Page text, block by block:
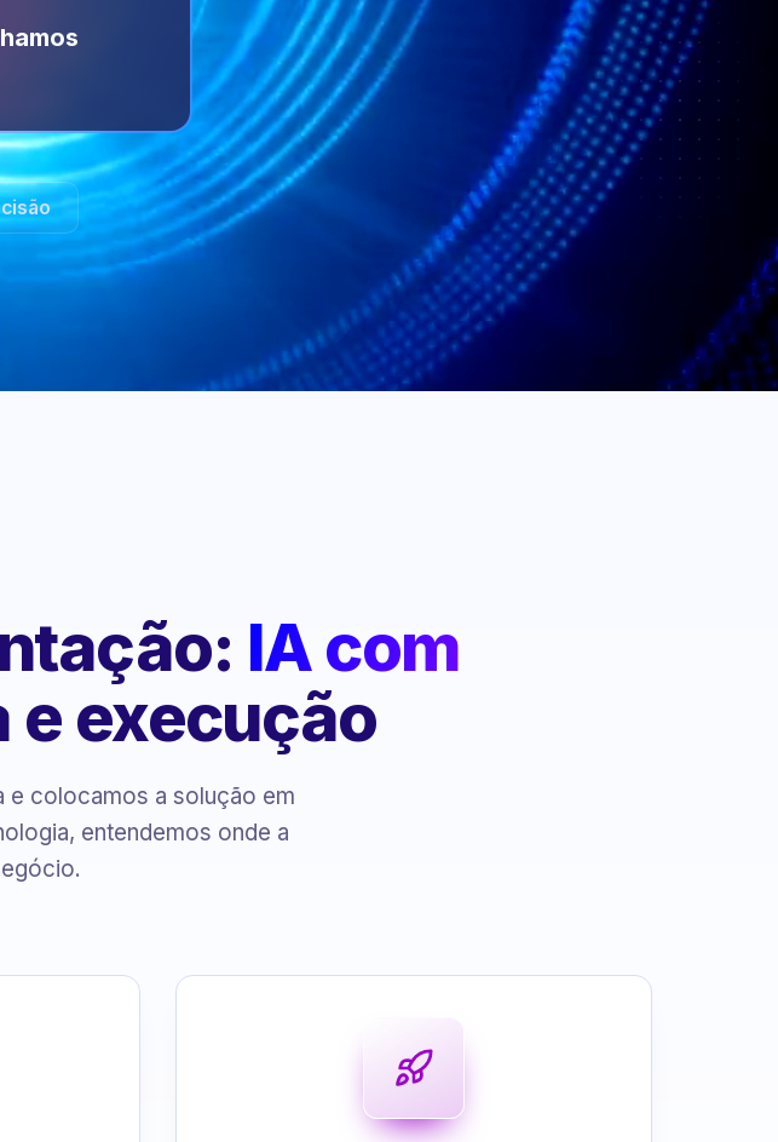
IA com
e execução
e colocamos a solução em
entendemos onde a